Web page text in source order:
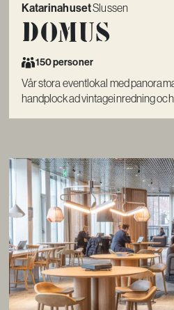
KatarinahusetSlussen
Domus
150 personer
Vår stora eventlokal med
handplockad vintageinredning